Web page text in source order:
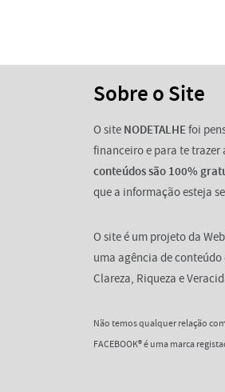
Sobre o Site
O site NODETALHEfoi
financeiro e para te trazer
conteúdos são 100%
que a informação esteja
O site é um projeto da
uma agência de
Clareza, Riqueza e
Não temos qualquer relação
FACEBOOK® é uma marca